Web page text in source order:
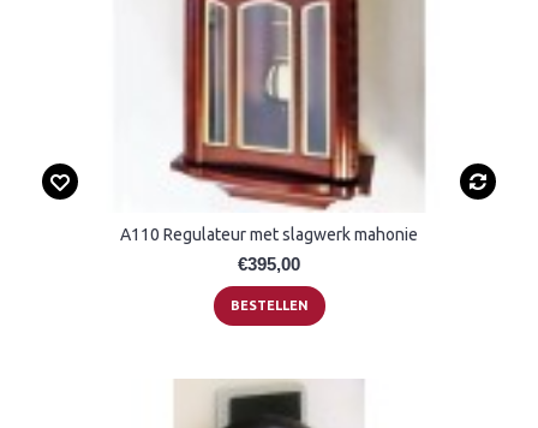
A110 Regulateur met slagwerk mahonie
€395,00
BESTELLEN